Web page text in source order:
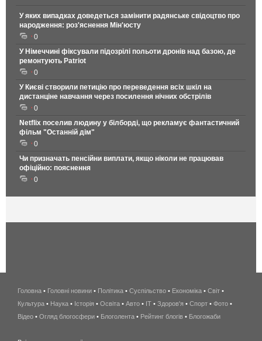
У яких випадках доведеться замінити радянське свідоцтво про
народження: роз'яснення Мін'юсту
0
У Німеччині фіксували підозрілі польоти дронів над базою, де
ремонтують Patriot
0
У Києві створили петицію про переведення всіх шкіл на
дистанціне навчання через посилення нічних обстрілів
0
Netflix поселив людину у білборді, що рекламує фантастичний
фільм "Останній дім"
0
Чи призначать пенсійни виплати, якщо ніколи не працював
офіційно: пояснення
0
беспроводной
интернет
киев
Головна • Головні новини • Політика • Суспільство • Економіка • Світ •
Культура • Наука • Історія • Освіта • Авто • IT • Здоров'я • Спорт • Фото •
Відео • Огляд блогосфери • Блоголента • Рейтинг блогів • Блогожаби